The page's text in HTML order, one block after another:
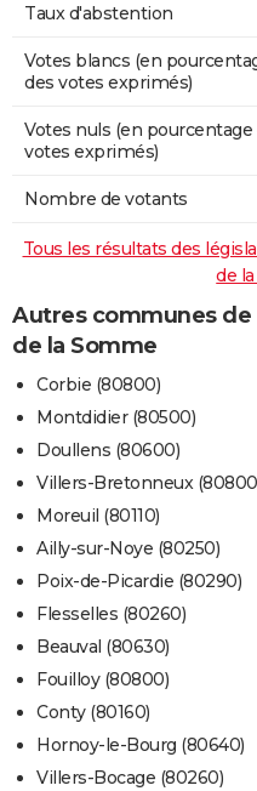
Taux d'abstention
Votes blancs (en
des votes exprimés)
Votes nuls (en pourcentage
votes exprimés)
Nombre de votants
Tous les résultats des
de
Autres communes
de la Somme
Corbie (80800)
Montdidier (80500)
Doullens (80600)
Villers-Bretonneux
Moreuil (80110)
Ailly-sur-Noye (80250)
Poix-de-Picardie (80290)
Flesselles (80260)
Beauval (80630)
Fouilloy (80800)
Conty (80160)
Hornoy-le-Bourg (80640)
Villers-Bocage (80260)